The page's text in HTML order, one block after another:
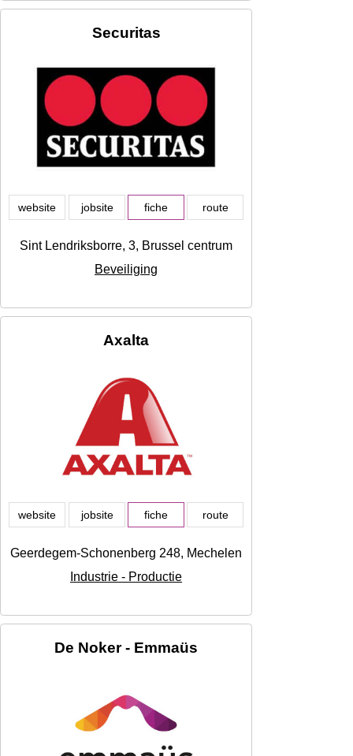
Securitas
website jobsite fiche route
Sint Lendriksborre, 3, Brussel centrum
Beveiliging
Axalta
website jobsite fiche route
Geerdegem-Schonenberg 248, Mechelen
Industrie - Productie
De Noker - Emmaüs